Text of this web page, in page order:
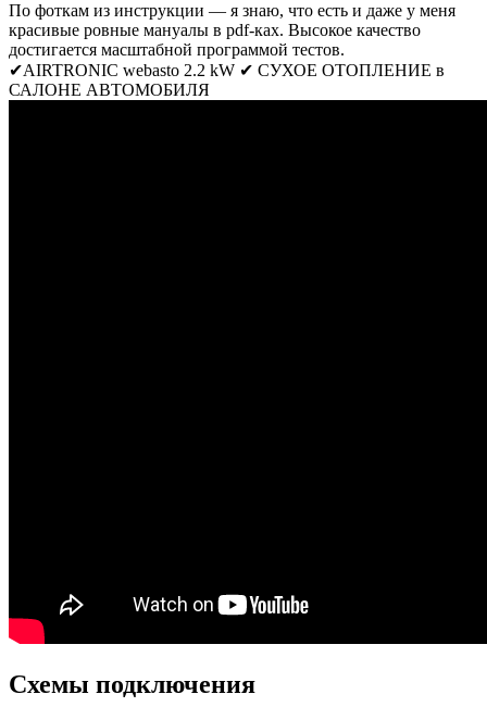
По фоткам из инструкции — я знаю, что есть и даже у меня
красивые ровные мануалы в pdf-ках. Высокое качество
достигается масштабной программой тестов.
✔AIRTRONIC webasto 2.2 kW ✔ СУХОЕ ОТОПЛЕНИЕ в
САЛОНЕ АВТОМОБИЛЯ
Схемы подключения